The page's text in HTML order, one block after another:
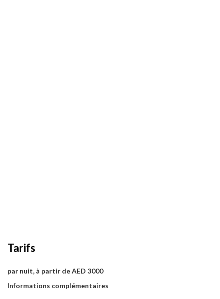
Tarifs
par nuit, à partir de AED 3000
Informations complémentaires